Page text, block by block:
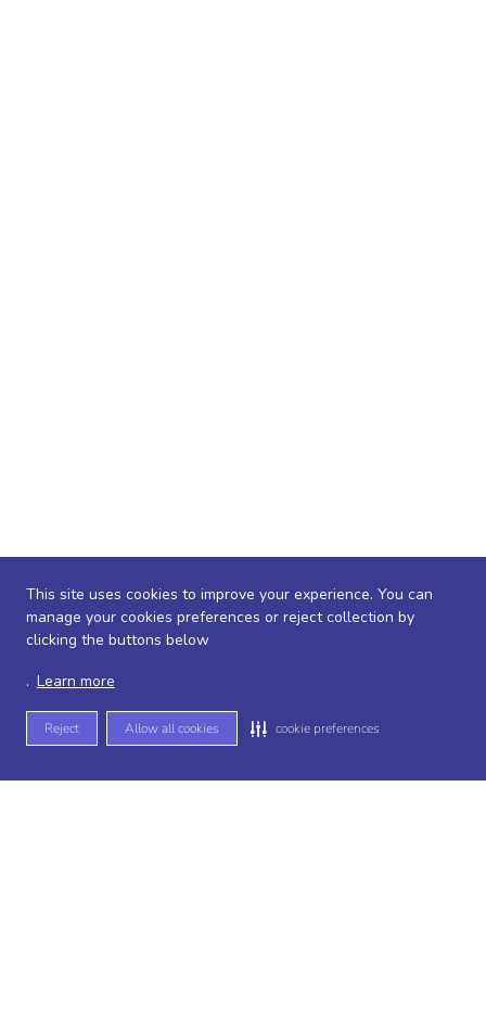
This site uses cookies to improve your experience. You can
manage your cookies preferences or reject collection by
clicking the buttons below
. Learn more
Reject Allow all cookies cookie preferences